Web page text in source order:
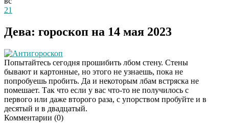
21
Дева: гороскоп на 14 мая 2023
Антигороскоп
Попытайтесь сегодня прошибить лбом стену. Стены
бывают и картонные, но этого не узнаешь, пока не
попробуешь пробить. Да и некоторым лбам встряска не
помешает. Так что если у вас что-то не получилось с
первого или даже второго раза, с упорством пробуйте и в
десятый и в двадцатый.
Комментарии (0)
Даже самый